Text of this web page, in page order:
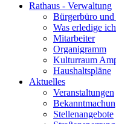
Rathaus - Verwaltung
Bürgerbüro
Was erledige
Mitarbeiter
Organigramm
Kulturraum
Haushaltspläne
Aktuelles
Veranstaltungen
Stellenangebote